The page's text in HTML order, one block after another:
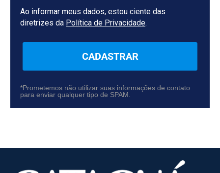
Ao informar meus dados, estou ciente das
diretrizes da Política de Privacidade.
CADASTRAR
*Prometemos não utilizar suas informações de contato
para enviar qualquer tipo de SPAM.